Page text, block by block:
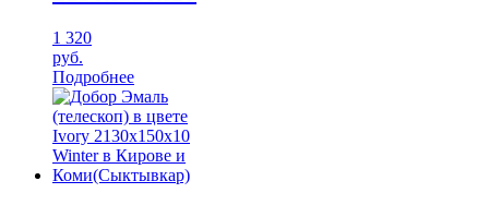
1 320
руб.
Подробнее